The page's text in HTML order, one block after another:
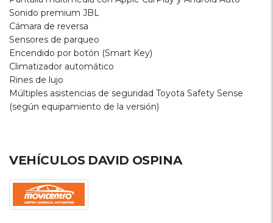
Sonido premium JBL
Cámara de reversa
Sensores de parqueo
Encendido por botón (Smart Key)
Climatizador automático
Rines de lujo
Múltiples asistencias de seguridad Toyota Safety Sense
(según equipamiento de la versión)
VEHÍCULOS DAVID OSPINA